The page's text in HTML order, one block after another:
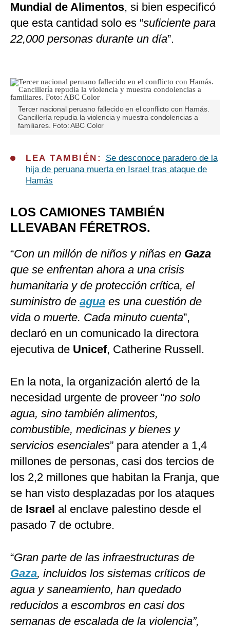
Mundial de Alimentos, si bien especificó
que esta cantidad solo es “suficiente para
22,000 personas durante un día”.
Tercer nacional peruano fallecido en el conflicto con Hamás.
Cancillería repudia la violencia y muestra condolencias a
familiares. Foto: ABC Color
LEA TAMBIÉN: Se desconoce paradero de la
hija de peruana muerta en Israel tras ataque de
Hamás
LOS CAMIONES TAMBIÉN
LLEVABAN FÉRETROS.
“Con un millón de niños y niñas en Gaza
que se enfrentan ahora a una crisis
humanitaria y de protección crítica, el
suministro de agua es una cuestión de
vida o muerte. Cada minuto cuenta”,
declaró en un comunicado la directora
ejecutiva de Unicef, Catherine Russell.
En la nota, la organización alertó de la
necesidad urgente de proveer “no solo
agua, sino también alimentos,
combustible, medicinas y bienes y
servicios esenciales” para atender a 1,4
millones de personas, casi dos tercios de
los 2,2 millones que habitan la Franja, que
se han visto desplazadas por los ataques
de Israel al enclave palestino desde el
pasado 7 de octubre.
“Gran parte de las infraestructuras de
Gaza, incluidos los sistemas críticos de
agua y saneamiento, han quedado
reducidos a escombros en casi dos
semanas de escalada de la violencia”,